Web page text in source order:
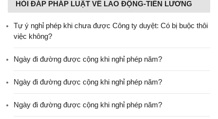
HỎI ĐÁP PHÁP LUẬT VỀ LAO ĐỘNG-TIỀN LƯƠNG
Tự ý nghỉ phép khi chưa được Công ty duyệt: Có bị buộc thôi
việc không?
Ngày đi đường được cộng khi nghỉ phép năm?
Ngày đi đường được cộng khi nghỉ phép năm?
Ngày đi đường được cộng khi nghỉ phép năm?